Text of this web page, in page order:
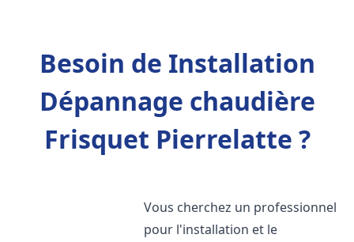
Besoin de Installation
Dépannage chaudière
Frisquet Pierrelatte ?
Vous cherchez un professionnel
pour l'installation et le